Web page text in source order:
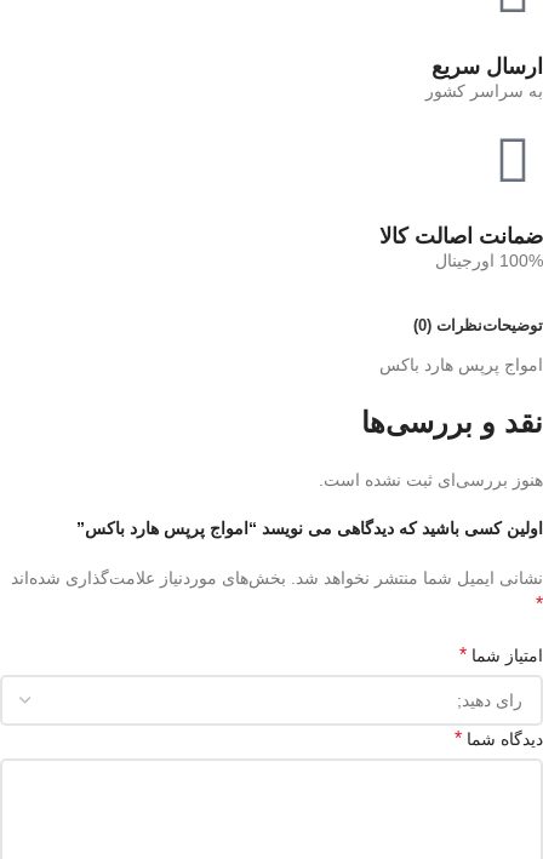
ارسال سریع
به سراسر کشور
ضمانت اصالت کالا
100% اورجینال
توضیحاتنظرات (0)
امواج پرپس هارد باکس
نقد و بررسی‌ها
هنوز بررسی‌ای ثبت نشده است.
اولین کسی باشید که دیدگاهی می نویسد “امواج پرپس هارد باکس”
نشانی ایمیل شما منتشر نخواهد شد. بخش‌های موردنیاز علامت‌گذاری شده‌اند
*
امتیاز شما *
دیدگاه شما *